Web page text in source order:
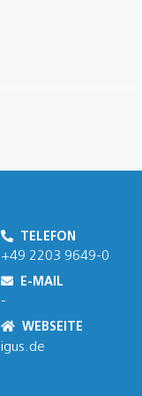
TELEFON
+49 2203 9649-0
E-MAIL
-
WEBSEITE
igus.de